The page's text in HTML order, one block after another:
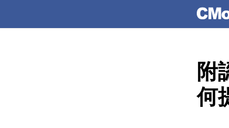
附
何